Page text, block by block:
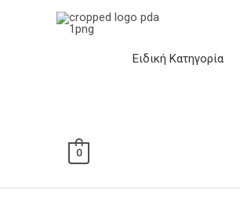
Ειδική Κατηγορία
0